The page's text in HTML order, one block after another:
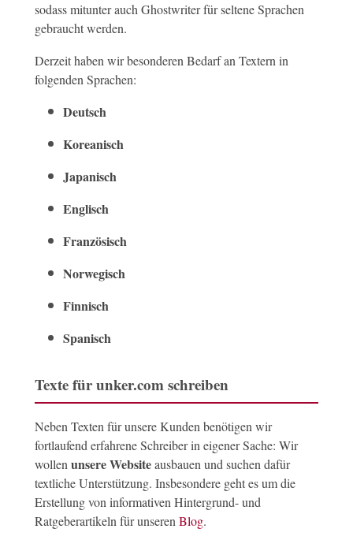
sodass mitunter auch Ghostwriter für seltene Sprachen
gebraucht werden.
Derzeit haben wir besonderen Bedarf an Textern in
folgenden Sprachen:
Deutsch
Koreanisch
Japanisch
Englisch
Französisch
Norwegisch
Finnisch
Spanisch
Texte für unker.com schreiben
Neben Texten für unsere Kunden benötigen wir
fortlaufend erfahrene Schreiber in eigener Sache: Wir
wollen unsere Websiteausbauen und suchen dafür
textliche Unterstützung. Insbesondere geht es um die
Erstellung von informativen Hintergrund- und
Ratgeberartikeln für unseren Blog.